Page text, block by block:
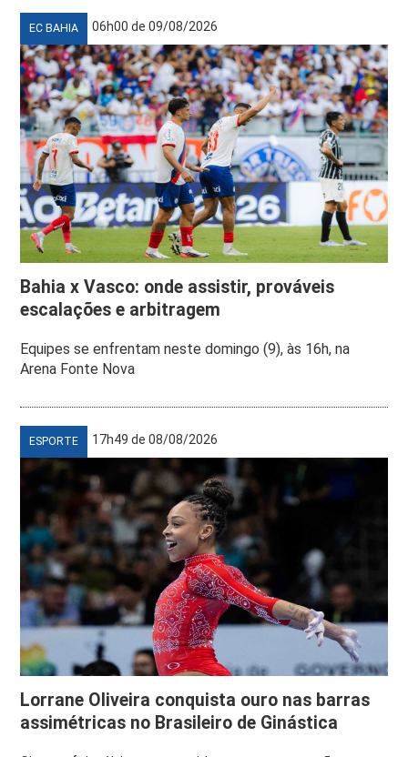
EC BAHIA 06h00 de 09/08/2026
Bahia x Vasco: onde assistir, prováveis
escalações e arbitragem
Equipes se enfrentam neste domingo (9), às 16h, na
Arena Fonte Nova
ESPORTE 17h49 de 08/08/2026
Lorrane Oliveira conquista ouro nas barras
assimétricas no Brasileiro de Ginástica